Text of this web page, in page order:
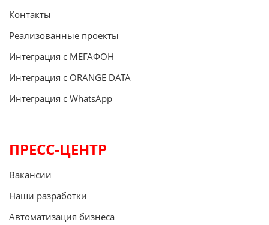
Контакты
Реализованные проекты
Интеграция с МЕГАФОН
Интеграция с ORANGE DATA
Интеграция с WhatsApp
ПРЕСС-ЦЕНТР
Вакансии
Наши разработки
Автоматизация бизнеса